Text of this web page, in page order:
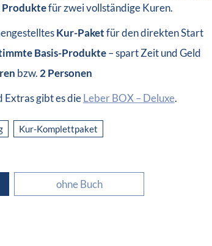
Produktefür zwei vollständige Kuren.
Kur-Paketfür den direkten Start
Basis-Produkte– spart Zeit und Geld
bzw. 2 Personen
Extras gibt es dieLeber BOX – Deluxe.
Kur-Komplettpaket
ohne Buch